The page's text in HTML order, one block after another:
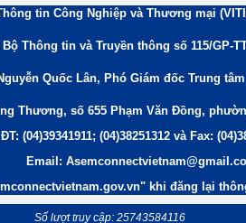
tin Công Nghiệp và Thương mại
Thông tin và Truyền thông số 115/GP-
Quốc Lân, Phó Giám đốc Trung
Thương, số 655 Phạm Văn Đồng,
ĐT: (04)39341911; (04)38251312 và Fax:
Email:
khi đăng lại
Số lượt truy cập: 25743584116